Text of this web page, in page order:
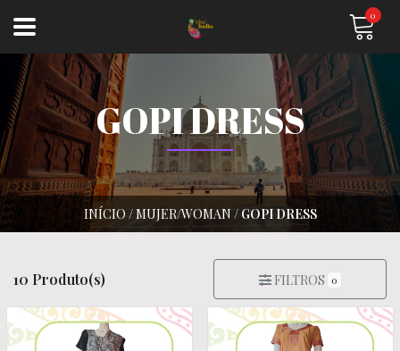
0
INÍCIO /MUJER/WOMAN / GOPI DRESS
GOPI DRESS
10 Produto(s) FILTROS 0